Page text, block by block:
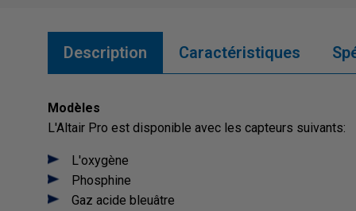
Description Caractéristiques
Modèles
L'Altair Pro est disponible avec les capteurs suivants:
L'oxygène
Phosphine
Gaz acide bleuâtre